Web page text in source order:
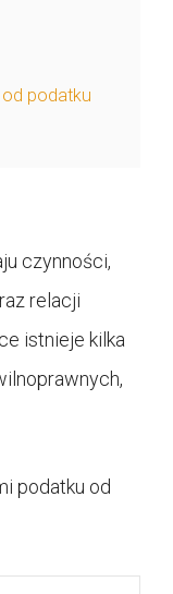
podatku
czynności,
relacji
istnieje kilka
podatku od